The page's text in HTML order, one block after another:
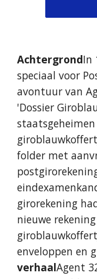
AchtergrondIn
speciaal voor
avontuur van
'Dossier
folder met
girorekening
nieuwe
enveloppen en
verhaalAgent